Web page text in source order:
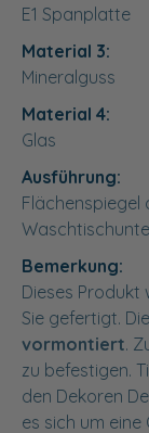
E1 Spanplatte
Material 3:
Mineralguss
Material 4:
Glas
Ausführung:
Flächenspiegel
Bemerkung:
Dieses Produkt
Sie gefertigt.
vormontiert.
zu befestigen.
den Dekoren
es sich um